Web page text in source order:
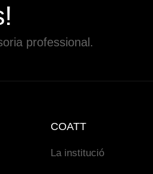
professional.
COATT
La institució